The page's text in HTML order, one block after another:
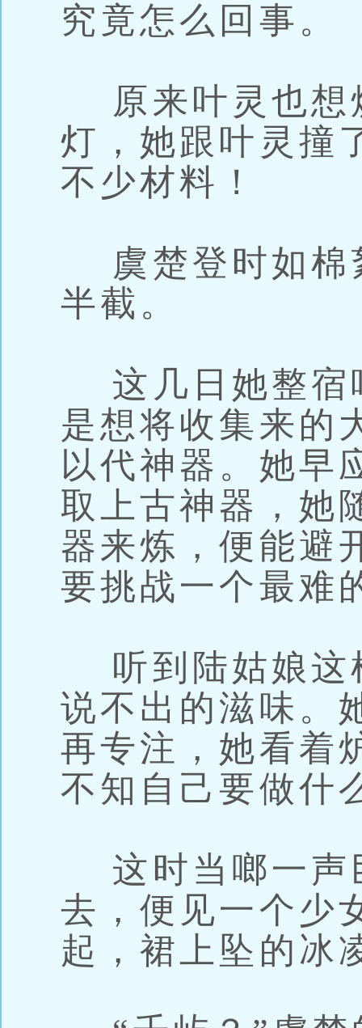
究竟怎么回事。
原来叶灵也想
灯，她跟叶灵撞
不少材料！
虞楚登时如棉
半截。
这几日她整宿
是想将收集来的
以代神器。她早
取上古神器，她
器来炼，便能避
要挑战一个最难
听到陆姑娘这
说不出的滋味。
再专注，她看着
不知自己要做什
这时当啷一声
去，便见一个少
起，裙上坠的冰